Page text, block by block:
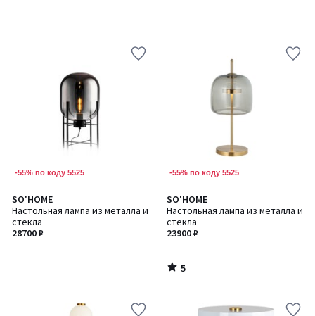
-55% по коду 5525
SO'HOME
Настольная лампа из металла и
стекла
28700 ₽
-55% по коду 5525
SO'HOME
Настольная лампа из металла и
стекла
23900 ₽
5
/
5
5
/